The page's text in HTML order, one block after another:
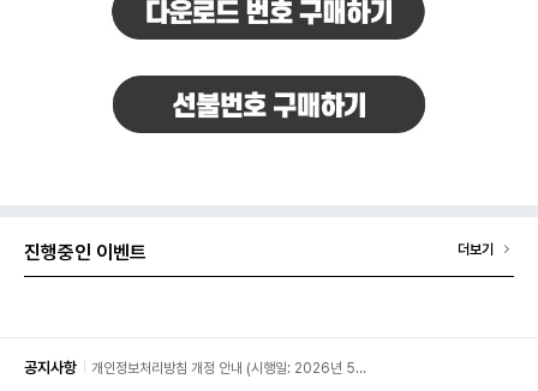
진행중인 이벤트 더보기
공지사항
개인정보처리방침 개정 안내 (시행일: 2026년 5월